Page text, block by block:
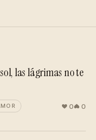
las lágrimas no te
0 0